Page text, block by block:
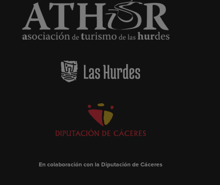
En colaboración con la Diputación de Cáceres